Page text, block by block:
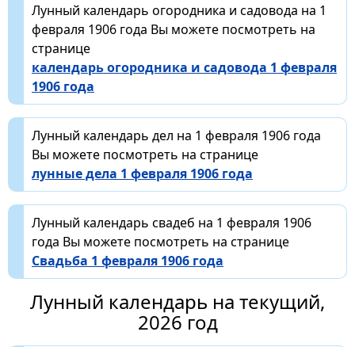
Лунный календарь огородника и садовода на 1
февраля 1906 года Вы можете посмотреть на
странице
календарь огородника и садовода 1 февраля
1906 года
Лунный календарь дел на 1 февраля 1906 года
Вы можете посмотреть на странице
лунные дела 1 февраля 1906 года
Лунный календарь свадеб на 1 февраля 1906
года Вы можете посмотреть на странице
Свадьба 1 февраля 1906 года
Лунный календарь на текущий,
2026 год